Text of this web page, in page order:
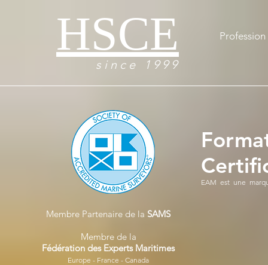
Membre Partenaire de la SAMS
Membre de la
Fédération des Experts Maritimes
Europe - France - Canada
EAM est une
HSCE
s i n c e 1 9 9 9